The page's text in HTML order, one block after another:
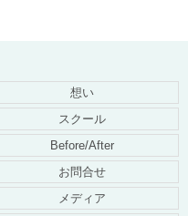
想い
スクール
Before/After
お問合せ
メディア